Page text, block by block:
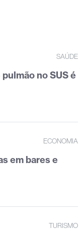
SAÚDE
no SUS é
ECONOMIA
em bares e
TURISMO